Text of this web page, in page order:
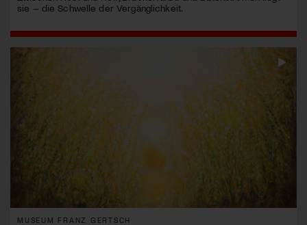
sie – die Schwelle der Vergänglichkeit.
MUSEUM FRANZ GERTSCH